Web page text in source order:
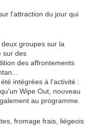
l'attraction du jour qui
groupes sur la
sur des
des affrontements
intégrées à l'activité :
Wipe Out, nouveau
au programme.
fromage frais, liégeois